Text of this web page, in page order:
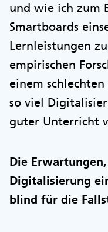
und wie ich zum
Smartboards
Lernleistungen
empirischen
einem
so viel
guter Unterricht
Die
Digitalisierung
blind für die